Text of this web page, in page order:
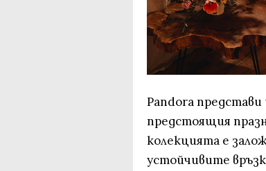
Pandora
предстоящия
колекцията е
устойчивите